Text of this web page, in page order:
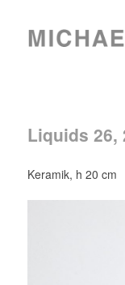
Liquids 26,
Keramik, h 20 cm